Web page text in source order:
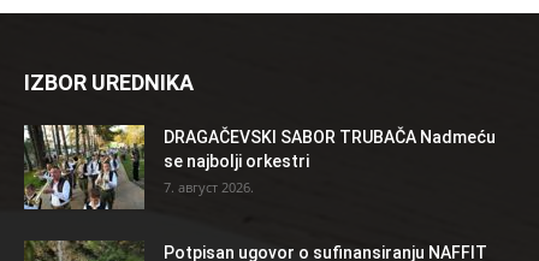
IZBOR UREDNIKA
DRAGAČEVSKI SABOR TRUBAČA Nadmeću
se najbolji orkestri
7. август 2026.
Potpisan ugovor o sufinansiranju NAFFIT